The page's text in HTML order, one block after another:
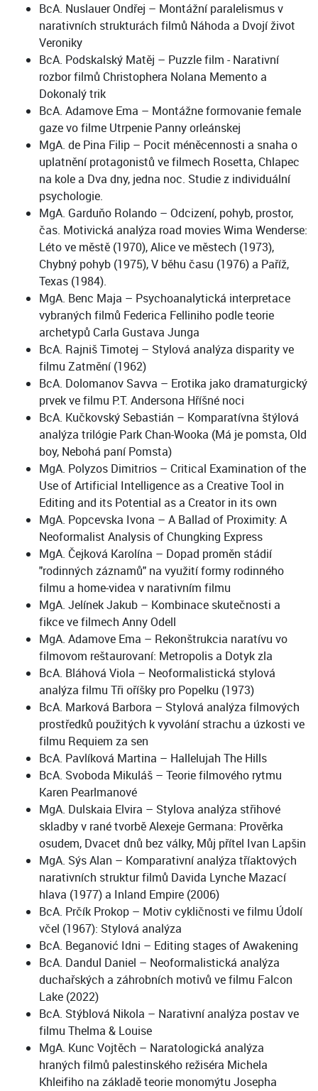
BcA. Nuslauer Ondřej – Montážní paralelismus v
narativních strukturách filmů Náhoda a Dvojí život
Veroniky
BcA. Podskalský Matěj – Puzzle film - Narativní
rozbor filmů Christophera Nolana Memento a
Dokonalý trik
BcA. Adamove Ema – Montážne formovanie female
gaze vo filme Utrpenie Panny orleánskej
MgA. de Pina Filip – Pocit méněcennosti a snaha o
uplatnění protagonistů ve filmech Rosetta, Chlapec
na kole a Dva dny, jedna noc. Studie z individuální
psychologie.
MgA. Garduňo Rolando – Odcizení, pohyb, prostor,
čas. Motivická analýza road movies Wima Wenderse:
Léto ve městě (1970), Alice ve městech (1973),
Chybný pohyb (1975), V běhu času (1976) a Paříž,
Texas (1984).
MgA. Benc Maja – Psychoanalytická interpretace
vybraných filmů Federica Felliniho podle teorie
archetypů Carla Gustava Junga
BcA. Rajniš Timotej – Stylová analýza disparity ve
filmu Zatmění (1962)
BcA. Dolomanov Savva – Erotika jako dramaturgický
prvek ve filmu P.T. Andersona Hříšné noci
BcA. Kučkovský Sebastián – Komparatívna štýlová
analýza trilógie Park Chan-Wooka (Má je pomsta, Old
boy, Nebohá paní Pomsta)
MgA. Polyzos Dimitrios – Critical Examination of the
Use of Artificial Intelligence as a Creative Tool in
Editing and its Potential as a Creator in its own
MgA. Popcevska Ivona – A Ballad of Proximity: A
Neoformalist Analysis of Chungking Express
MgA. Čejková Karolína – Dopad proměn stádií
"rodinných záznamů" na využití formy rodinného
filmu a home-videa v narativním filmu
MgA. Jelínek Jakub – Kombinace skutečnosti a
fikce ve filmech Anny Odell
MgA. Adamove Ema – Rekonštrukcia naratívu vo
filmovom reštaurovaní: Metropolis a Dotyk zla
BcA. Bláhová Viola – Neoformalistická stylová
analýza filmu Tři oříšky pro Popelku (1973)
BcA. Marková Barbora – Stylová analýza filmových
prostředků použitých k vyvolání strachu a úzkosti ve
filmu Requiem za sen
BcA. Pavlíková Martina – Hallelujah The Hills
BcA. Svoboda Mikuláš – Teorie filmového rytmu
Karen Pearlmanové
MgA. Dulskaia Elvira – Stylova analýza střihové
skladby v rané tvorbě Alexeje Germana: Prověrka
osudem, Dvacet dnů bez války, Můj přítel Ivan Lapšin
MgA. Sýs Alan – Komparativní analýza tříaktových
narativních struktur filmů Davida Lynche Mazací
hlava (1977) a Inland Empire (2006)
BcA. Prčík Prokop – Motiv cykličnosti ve filmu Údolí
včel (1967): Stylová analýza
BcA. Beganović Idni – Editing stages of Awakening
BcA. Dandul Daniel – Neoformalistická analýza
duchařských a záhrobních motivů ve filmu Falcon
Lake (2022)
BcA. Stýblová Nikola – Narativní analýza postav ve
filmu Thelma & Louise
MgA. Kunc Vojtěch – Naratologická analýza
hraných filmů palestinského režiséra Michela
Khleifiho na základě teorie monomýtu Josepha